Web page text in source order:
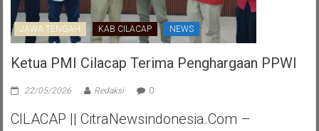
JAWA TENGAH KAB CILACAP NEWS
Ketua PMI Cilacap Terima Penghargaan PPWI
22/05/2026 Redaksi 0
CILACAP || CitraNewsindonesia.com –